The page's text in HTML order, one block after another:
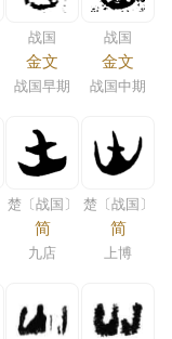
战国
金文
战国早期
战国
金文
战国中期
楚〔战国〕
简
九店
楚〔战国〕
简
上博